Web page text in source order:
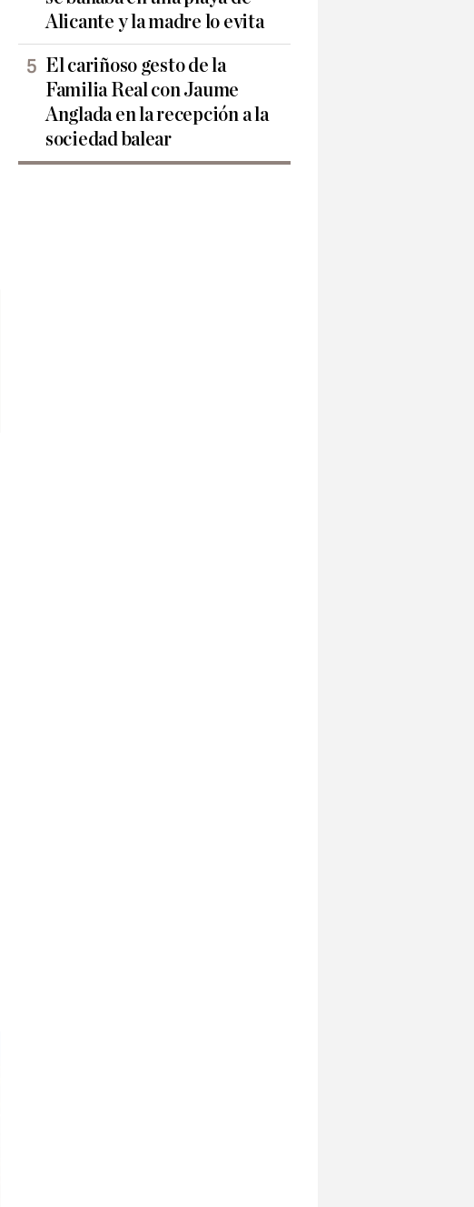
Alicante y la madre lo evita
El cariñoso gesto de la
Familia Real con Jaume
Anglada en la recepción a la
sociedad balear